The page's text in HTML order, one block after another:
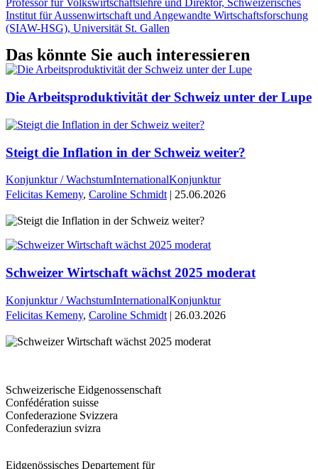
Professor für Volkswirtschaftslehre und Direktor, Schweizerisches
Institut für Aussenwirtschaft und Angewandte Wirtschaftsforschung
(SIAW-HSG), Universität St. Gallen
Das könnte Sie auch interessieren
Die Arbeitsproduktivität der Schweiz unter der Lupe
Steigt die Inflation in der Schweiz weiter?
Konjunktur / WachstumInternationalKonjunktur
Felicitas Kemeny, Caroline Schmidt | 25.06.2026
Schweizer Wirtschaft wächst 2025 moderat
Konjunktur / WachstumInternationalKonjunktur
Felicitas Kemeny, Caroline Schmidt | 26.03.2026
Schweizerische Eidgenossenschaft
Confédération suisse
Confederazione Svizzera
Confederaziun svizra
Eidgenössisches Departement für